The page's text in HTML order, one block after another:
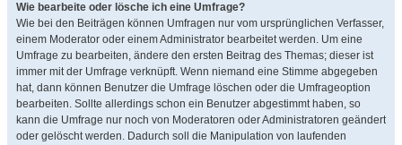
Wie bearbeite oder lösche ich eine Umfrage?
Wie bei den Beiträgen können Umfragen nur vom ursprünglichen Verfasser,
einem Moderator oder einem Administrator bearbeitet werden. Um eine
Umfrage zu bearbeiten, ändere den ersten Beitrag des Themas; dieser ist
immer mit der Umfrage verknüpft. Wenn niemand eine Stimme abgegeben
hat, dann können Benutzer die Umfrage löschen oder die Umfrageoption
bearbeiten. Sollte allerdings schon ein Benutzer abgestimmt haben, so
kann die Umfrage nur noch von Moderatoren oder Administratoren geändert
oder gelöscht werden. Dadurch soll die Manipulation von laufenden